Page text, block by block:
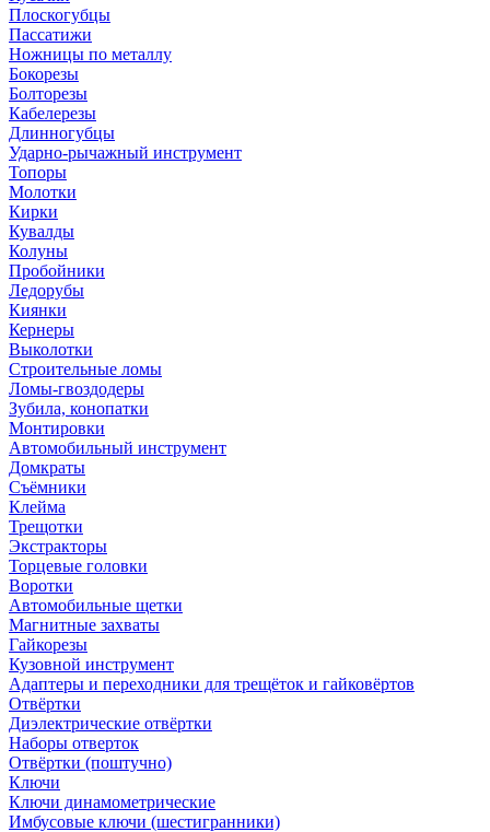
Плоскогубцы
Пассатижи
Ножницы по металлу
Бокорезы
Болторезы
Кабелерезы
Длинногубцы
Ударно-рычажный инструмент
Топоры
Молотки
Кирки
Кувалды
Колуны
Пробойники
Ледорубы
Киянки
Кернеры
Выколотки
Строительные ломы
Ломы-гвоздодеры
Зубила, конопатки
Монтировки
Автомобильный инструмент
Домкраты
Съёмники
Клейма
Трещотки
Экстракторы
Торцевые головки
Воротки
Автомобильные щетки
Магнитные захваты
Гайкорезы
Кузовной инструмент
Адаптеры и переходники для трещёток и гайковёртов
Отвёртки
Диэлектрические отвёртки
Наборы отверток
Отвёртки (поштучно)
Ключи
Ключи динамометрические
Имбусовые ключи (шестигранники)